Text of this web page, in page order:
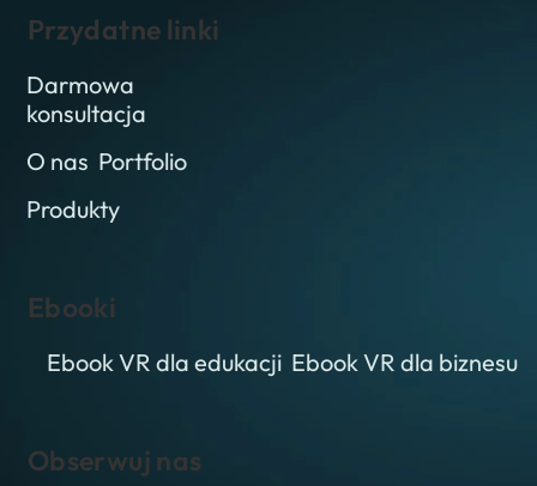
Przydatne linki
Darmowa
konsultacja
O nas Portfolio
Produkty
Ebooki
Ebook VR dla edukacji Ebook VR dla biznesu
Obserwuj nas